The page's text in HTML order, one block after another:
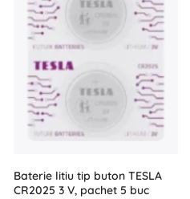
Baterie litiu tip buton TESLA
CR2025 3 V, pachet 5 buc